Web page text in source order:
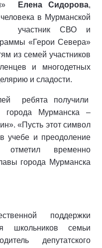
Елена Сидорова,
в Мурманской
участник СВО и
«Герои Севера»
из семей участников
и многодетных
и сладости.
ребята получили
города Мурманска –
«Пусть этот символ
учебе и преодоление
временно
города Мурманска
поддержки
школьников семьи
депутатского